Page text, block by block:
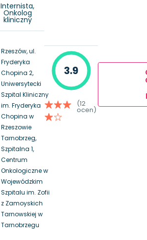
Internista,
Onkolog
kliniczny
Rzeszów, ul.
Fryderyka
Chopina 2,
Uniwersytecki
Szpital Kliniczny
im. Fryderyka
Chopina w
Rzeszowie
Tarnobrzeg,
Szpitalna 1,
Centrum
Onkologiczne w
Wojewódzkim
Szpitalu im. Zofii
z Zamoyskich
Tarnowskiej w
Tarnobrzegu
3.9
(12
ocen)